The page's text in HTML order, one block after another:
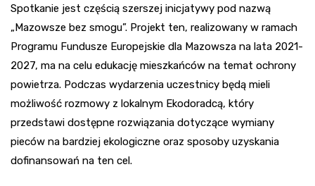
Spotkanie jest częścią szerszej inicjatywy pod nazwą
„Mazowsze bez smogu”. Projekt ten, realizowany w ramach
Programu Fundusze Europejskie dla Mazowsza na lata 2021-
2027, ma na celu edukację mieszkańców na temat ochrony
powietrza. Podczas wydarzenia uczestnicy będą mieli
możliwość rozmowy z lokalnym Ekodoradcą, który
przedstawi dostępne rozwiązania dotyczące wymiany
pieców na bardziej ekologiczne oraz sposoby uzyskania
dofinansowań na ten cel.